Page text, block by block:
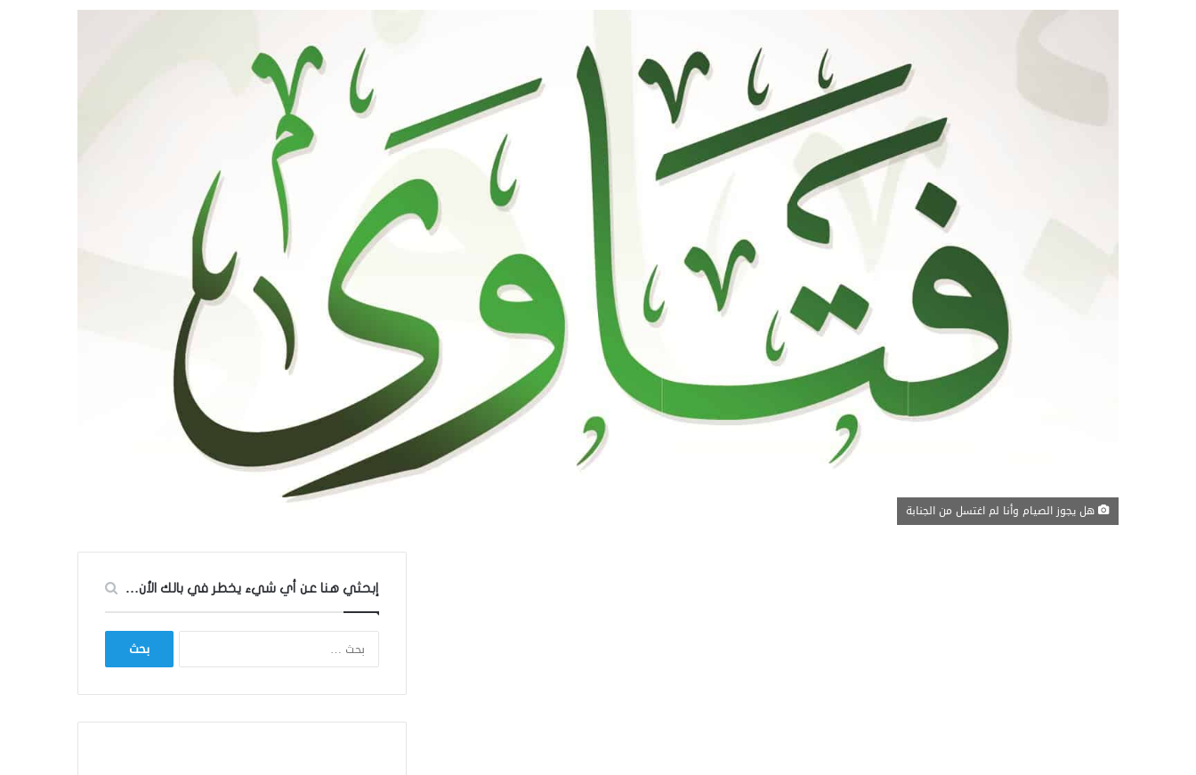
هل يجوز الصيام وأنا لم اغتسل من الجنابة
إبحثي هنا عن أي شيء يخطر في بالك الأن…
ح